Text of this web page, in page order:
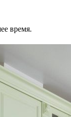
время.